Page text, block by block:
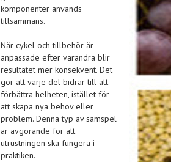
komponenter används
tillsammans.
När cykel och tillbehör är
anpassade efter varandra blir
resultatet mer konsekvent. Det
gör att varje del bidrar till att
förbättra helheten, istället för
att skapa nya behov eller
problem. Denna typ av samspel
är avgörande för att
utrustningen ska fungera i
praktiken.